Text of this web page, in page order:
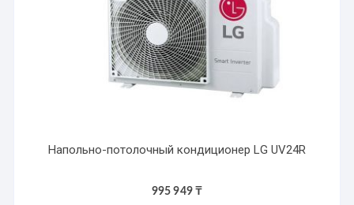
Напольно-потолочный кондиционер LG UV24R
995 949₸